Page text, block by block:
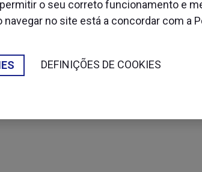
GOMADO
o seu correto funcionamento e
navegar no site está a concordar com a
DEFINIÇÕES DE COOKIES